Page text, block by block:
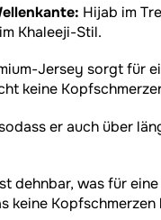
Hijab im
Khaleeji-Stil.
Jersey sorgt für
keine
er auch über
dehnbar, was für
keine